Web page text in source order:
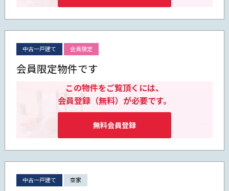
中古一戸建て 会員限定
会員限定物件です
この物件をご覧頂くには、
会員登録（無料）が必要です。
無料会員登録
中古一戸建て 空家